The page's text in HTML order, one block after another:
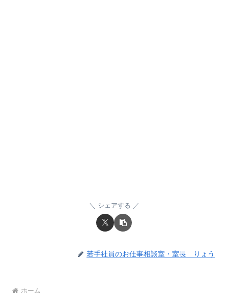
シェアする
若手社員のお仕事相談室・室長 りょう
ホーム